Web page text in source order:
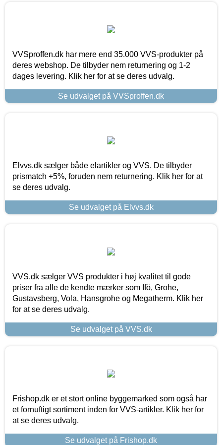
VVSproffen.dk har mere end 35.000 VVS-produkter på
deres webshop. De tilbyder nem returnering og 1-2
dages levering. Klik her for at se deres udvalg.
Se udvalget på VVSproffen.dk
Elvvs.dk sælger både elartikler og VVS. De tilbyder
prismatch +5%, foruden nem returnering. Klik her for at
se deres udvalg.
Se udvalget på Elvvs.dk
VVS.dk sælger VVS produkter i høj kvalitet til gode
priser fra alle de kendte mærker som Ifö, Grohe,
Gustavsberg, Vola, Hansgrohe og Megatherm. Klik her
for at se deres udvalg.
Se udvalget på VVS.dk
Frishop.dk er et stort online byggemarked som også har
et fornuftigt sortiment inden for VVS-artikler. Klik her for
at se deres udvalg.
Se udvalget på Frishop.dk